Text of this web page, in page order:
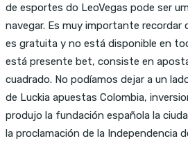
de esportes do LeoVegas pode ser
navegar. Es muy importante recordar
es gratuita y no está disponible en
está presente bet, consiste en
cuadrado. No podíamos dejar a un
de Luckia apuestas Colombia,
produjo la fundación española la
la proclamación de la Independencia